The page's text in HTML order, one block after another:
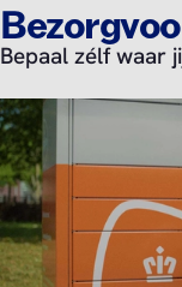
Bepaal zélf waar